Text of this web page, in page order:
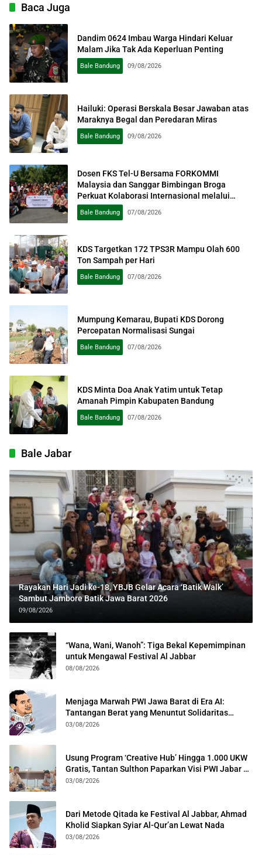
Baca Juga
Dandim 0624 Imbau Warga Hindari Keluar
Malam Jika Tak Ada Keperluan Penting
Bale Bandung 09/08/2026
Hailuki: Operasi Berskala Besar Jawaban atas
Maraknya Begal dan Peredaran Miras
Bale Bandung 09/08/2026
Dosen FKS Tel-U Bersama FORKOMMI
Malaysia dan Sanggar Bimbingan Broga
Perkuat Kolaborasi Internasional melalui
Pengabdian kepada Masyarakat
Bale Bandung 07/08/2026
KDS Targetkan 172 TPS3R Mampu Olah 600
Ton Sampah per Hari
Bale Bandung 07/08/2026
Mumpung Kemarau, Bupati KDS Dorong
Percepatan Normalisasi Sungai
Bale Bandung 07/08/2026
KDS Minta Doa Anak Yatim untuk Tetap
Amanah Pimpin Kabupaten Bandung
Bale Bandung 07/08/2026
Bale Jabar
Rayakan Hari Jadi ke-18, YBJB Gelar Acara ‘Batik Walk’
Sambut Jambore Batik Jawa Barat 2026
09/08/2026
“Wana, Wani, Wanoh”: Tiga Bekal Kepemimpinan
untuk Mengawal Festival Al Jabbar
08/08/2026
Menjaga Marwah PWI Jawa Barat di Era AI:
Tantangan Berat yang Menuntut Solidaritas
Lintas Generasi
03/08/2026
Usung Program ‘Creative Hub’ Hingga 1.000 UKW
Gratis, Tantan Sulthon Paparkan Visi PWI Jabar di
Kota Bogor
03/08/2026
Dari Metode Qitada ke Festival Al Jabbar, Ahmad
Kholid Siapkan Syiar Al-Qur’an Lewat Nada
03/08/2026